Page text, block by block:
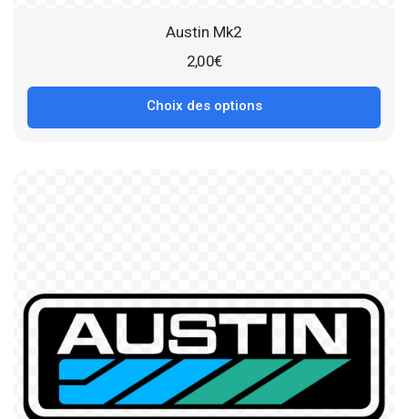
Austin Mk2
2,00€
Choix des options